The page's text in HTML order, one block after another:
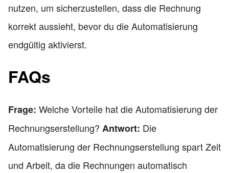
nutzen, um sicherzustellen, dass die Rechnung
korrekt aussieht, bevor du die Automatisierung
endgültig aktivierst.
FAQs
Frage: Welche Vorteile hat die Automatisierung der
Rechnungserstellung? Antwort: Die
Automatisierung der Rechnungserstellung spart Zeit
und Arbeit, da die Rechnungen automatisch